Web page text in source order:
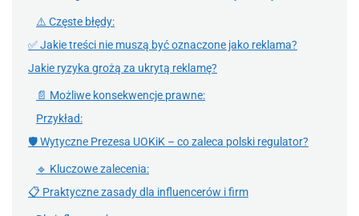
⚠️ Częste błędy:
✅ Jakie treści nie muszą być oznaczone jako reklama?
Jakie ryzyka grożą za ukrytą reklamę?
📄 Możliwe konsekwencje prawne:
Przykład:
🛡️ Wytyczne Prezesa UOKiK – co zaleca polski regulator?
🔹 Kluczowe zalecenia:
📋 Praktyczne zasady dla influencerów i firm